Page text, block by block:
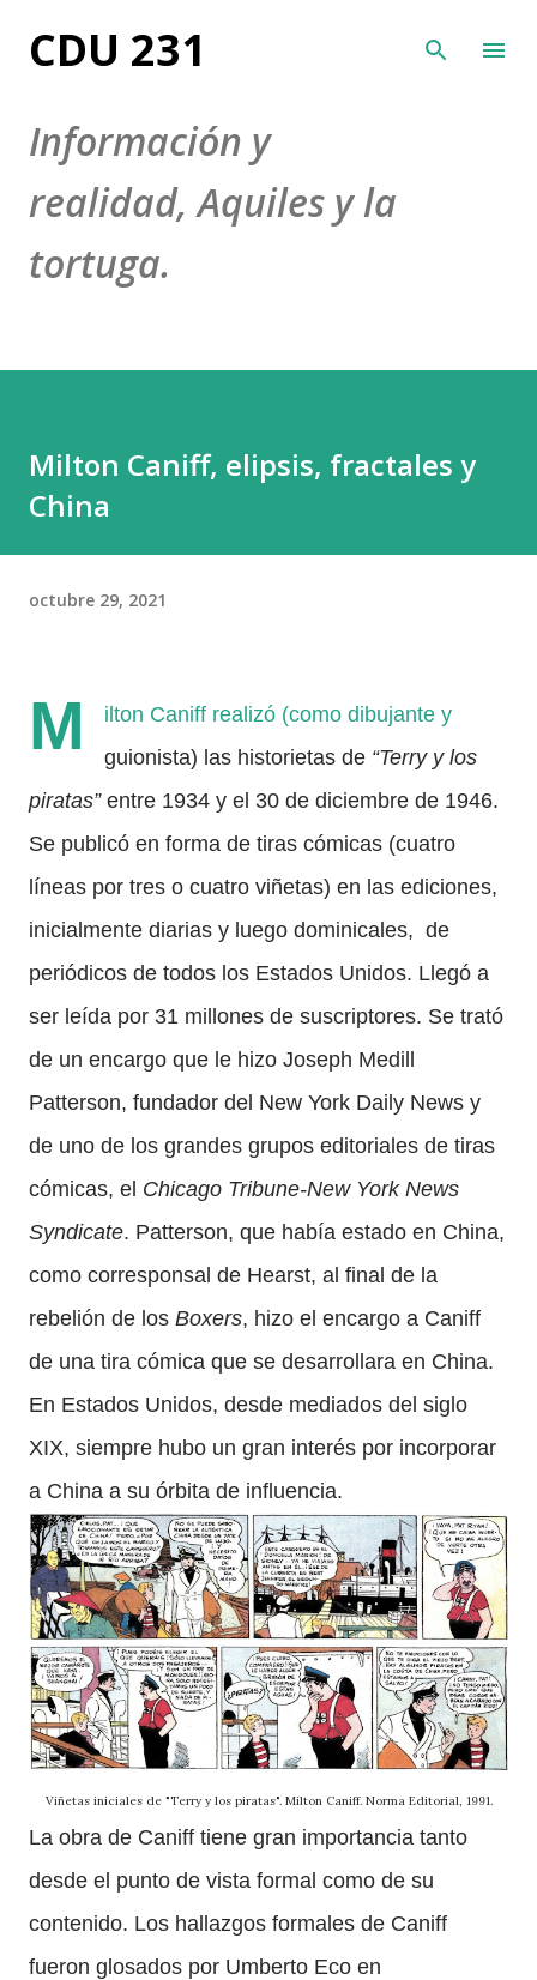
Ir al contenido principal
CDU 231
Información y
realidad, Aquiles y la
tortuga.
Milton Caniff, elipsis, fractales y
China
octubre 29, 2021
M
ilton Caniff realizó (como dibujante y
guionista) las historietas de “Terry y los
piratas”entre 1934 y el 30 de diciembre de 1946.
Se publicó en forma de tiras cómicas (cuatro
líneas por tres o cuatro viñetas) en las ediciones,
inicialmente diarias y luego dominicales, de
periódicos de todos los Estados Unidos. Llegó a
ser leída por 31 millones de suscriptores. Se trató
de un encargo que le hizo Joseph Medill
Patterson, fundador del New York Daily News y
de uno de los grandes grupos editoriales de tiras
cómicas, el Chicago Tribune-New York News
Syndicate. Patterson, que había estado en China,
como corresponsal de Hearst, al final de la
rebelión de los Boxers, hizo el encargo a Caniff
de una tira cómica que se desarrollara en China.
En Estados Unidos, desde mediados del siglo
XIX, siempre hubo un gran interés por incorporar
a China a su órbita de influencia.
Viñetas iniciales de "Terry y los piratas". Milton Caniff. Norma Editorial, 1991.
La obra de Caniff tiene gran importancia tanto
desde el punto de vista formal como de su
contenido. Los hallazgos formales de Caniff
fueron glosados por Umberto Eco en